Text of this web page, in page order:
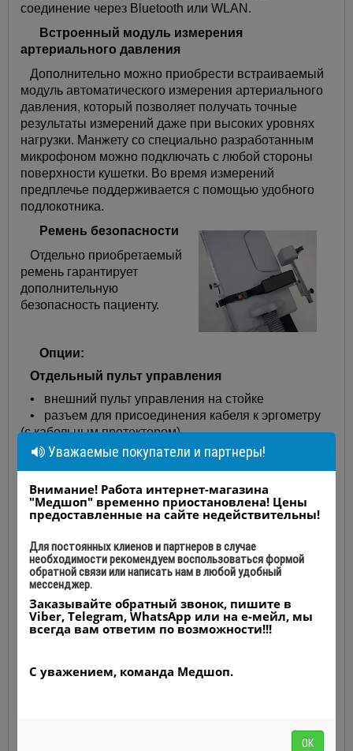
соединение через Bluetooth или WLAN.
Встроенный модуль измерения
артериального давления
Дополнительно можно приобрести встраиваемый
модуль автоматического измерения артериального
давления, который позволяет получать точные
результаты измерений даже при высоких уровнях
нагрузки. Манжету со специально разработанным
микрофоном можно подключать с любой стороны
поверхности кушетки. Во время измерений
предплечье поддерживается с помощью удобного
подлокотника.
Ремень безопасности
Отдельно приобретаемый
ремень гарантирует
дополнительную
безопасность пациенту.
Опции:
Отдельный пульт управления
• внешний пульт управления на стойке
• разъем для присоединения кабеля к эргометру
(с кабельным протектором)
• (без возможности добавления после установки)
Автоматическое
измерение
артериального
давления
автоматического
измерения АД
• встроенный в
эргометр (тип «P»
или «K»)
• гнездо
• стандартная манжета прилагается
• имеются манжеты различных размеров
Уважаемые покупатели и партнеры!
Внимание! Работа интернет-магазина
"Медшоп" временно приостановлена! Цены
предоставленные на сайте недействительны!
Для постоянных клиенов и партнеров в случае
необходимости рекомендуем воспользоваться формой
обратной связи или написать нам в любой удобный
мессенджер.
Заказывайте обратный звонок, пишите в
Viber, Telegram, WhatsApp или на е-мейл, мы
всегда вам ответим по возможности!!!
С уважением, команда Медшоп.
ОК